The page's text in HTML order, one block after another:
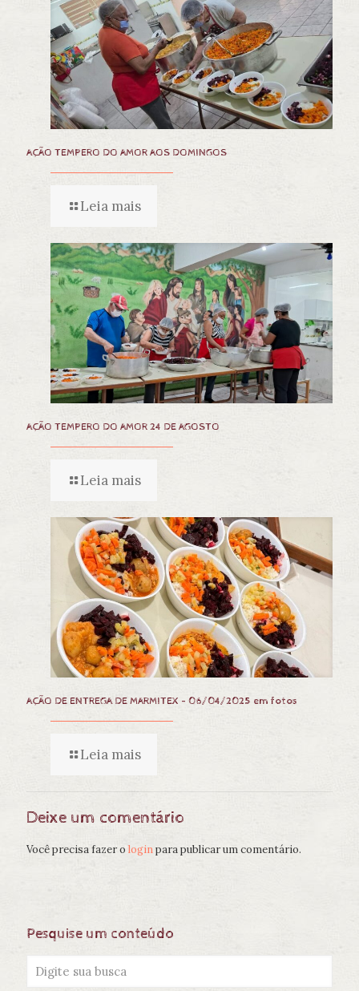
AÇÃO TEMPERO DO AMOR AOS DOMINGOS
Leia mais
AÇÃO TEMPERO DO AMOR 24 DE AGOSTO
Leia mais
AÇÃO DE ENTREGA DE MARMITEX – 06/04/2025 em fotos
Leia mais
Deixe um comentário
Você precisa fazer o loginpara publicar um comentário.
Pesquise um conteúdo